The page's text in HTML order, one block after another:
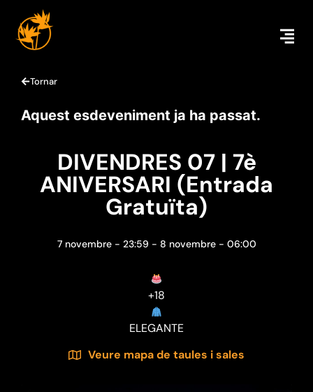
Tornar
Aquest esdeveniment ja ha passat.
DIVENDRES 07 | 7è
ANIVERSARI (Entrada
Gratuïta)
7 novembre - 23:59 - 8 novembre - 06:00
+18
ELEGANTE
Veure mapa de taules i sales